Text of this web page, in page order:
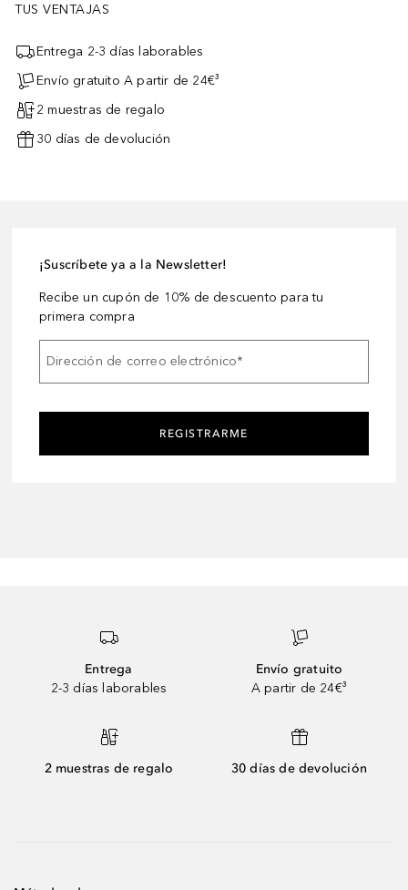
TUS VENTAJAS
Entrega 2-3 días laborables
Envío gratuito A partir de 24€³
2 muestras de regalo
30 días de devolución
¡Suscríbete ya a la Newsletter!
Recibe un cupón de 10% de descuento para tu
primera compra
Dirección de correo electrónico*
REGISTRARME
Entrega
2-3 días laborables
Envío gratuito
A partir de 24€³
2 muestras de regalo 30 días de devolución